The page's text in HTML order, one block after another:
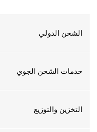
الشحن الدولي
خدمات الشحن الجوي
التخزين والتوزيع